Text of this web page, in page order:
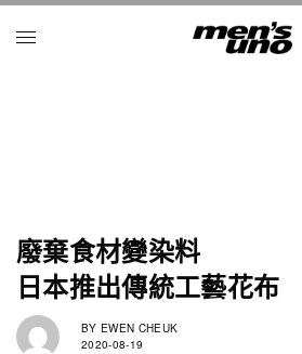
廢棄食材變染料
日本推出傳統工藝花布
BY EWEN CHEUK
2020-08-19